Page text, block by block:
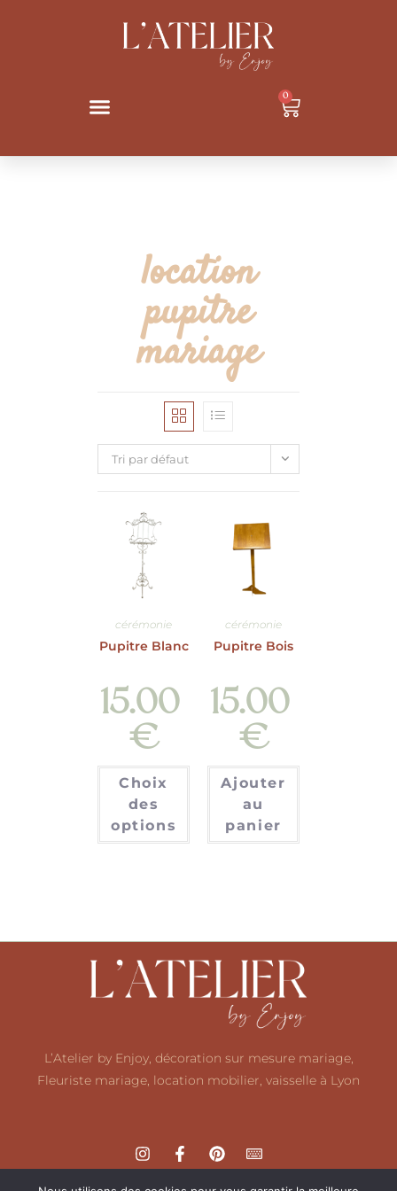
0
location
pupitre
mariage
Tri par défaut
cérémonie
Pupitre Blanc
15.00
€
Choix
des
options
cérémonie
Pupitre Bois
15.00
€
Ajouter
au
panier
L’Atelier by Enjoy, décoration sur mesure mariage,
Fleuriste mariage, location mobilier, vaisselle à Lyon